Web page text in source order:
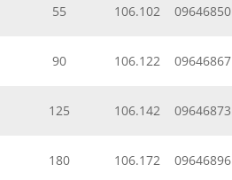
55 106.102 09646850
90 106.122 09646867
125 106.142 09646873
180 106.172 09646896